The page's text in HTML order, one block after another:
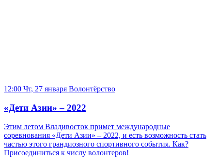
12:00 Чт, 27 января Волонтёрство
«Дети Азии» – 2022
Этим летом Владивосток примет международные
соревнования «Дети Азии» – 2022, и есть возможность стать
частью этого грандиозного спортивного события. Как?
Присоединиться к числу волонтеров!